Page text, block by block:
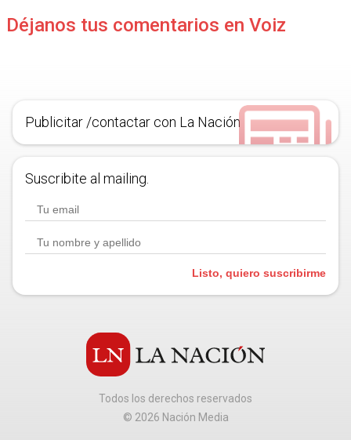
Déjanos tus comentarios en Voiz
Publicitar /contactar con La Nación
Suscribite al mailing.
Listo, quiero suscribirme
Todos los derechos reservados
© 2026 Nación Media